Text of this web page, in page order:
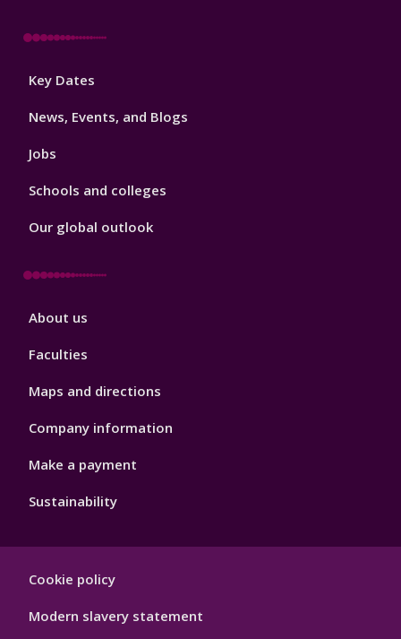
Footer
Key Dates
News, Events, and Blogs
Jobs
Schools and colleges
Our global outlook
Footer
About us
Faculties
Maps and directions
Company information
Make a payment
Sustainability
Hygiene
Cookie policy
Modern slavery statement